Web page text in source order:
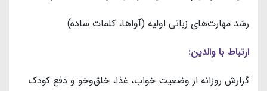
رشد مهارت‌های زبانی اولیه (آواها، کلمات ساده)
ارتباط با والدین:
گزارش روزانه از وضعیت خواب، غذا، خلق‌وخو و دفع کودک